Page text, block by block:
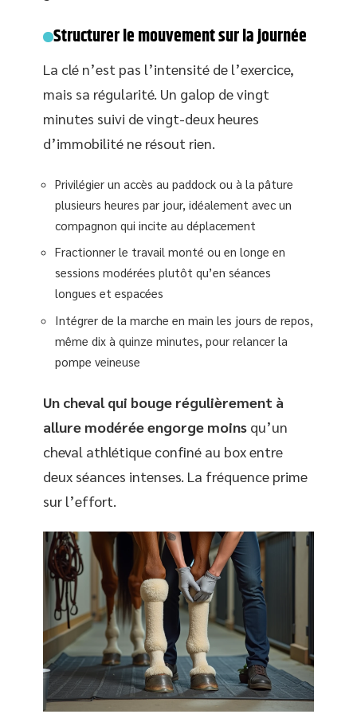
Structurer le mouvement sur la journée
La clé n’est pas l’intensité de l’exercice,
mais sa régularité. Un galop de vingt
minutes suivi de vingt-deux heures
d’immobilité ne résout rien.
Privilégier un accès au paddock ou à la pâture
plusieurs heures par jour, idéalement avec un
compagnon qui incite au déplacement
Fractionner le travail monté ou en longe en
sessions modérées plutôt qu’en séances
longues et espacées
Intégrer de la marche en main les jours de repos,
même dix à quinze minutes, pour relancer la
pompe veineuse
Un cheval qui bouge régulièrement à
allure modérée engorge moins qu’un
cheval athlétique confiné au box entre
deux séances intenses. La fréquence prime
sur l’effort.